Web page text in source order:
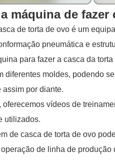
máquina de fazer
de torta de ovo é um
pneumática e
para fazer a casca da
diferentes moldes, podendo
assim por diante.
oferecemos vídeos de
utilizados.
de casca de torta de ovo
de linha de produção